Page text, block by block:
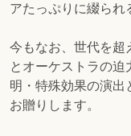
アたっぷりに綴られ
今もなお、世代を超
とオーケストラの迫
明・特殊効果の演出
お贈りします。